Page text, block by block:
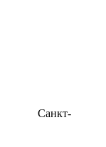
Санкт-